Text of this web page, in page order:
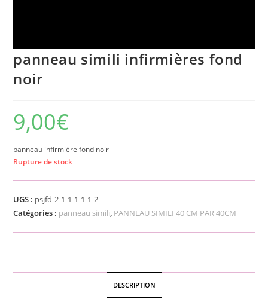
panneau simili infirmières fond
noir
9,00€
panneau infirmière fond noir
Rupture de stock
UGS : psjfd-2-1-1-1-1-1-2
Catégories : panneau simili, PANNEAU SIMILI 40 CM PAR 40CM
DESCRIPTION